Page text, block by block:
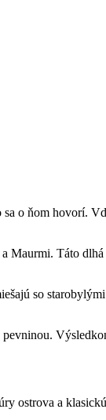
o ňom hovorí.
Táto
so
ostrova a